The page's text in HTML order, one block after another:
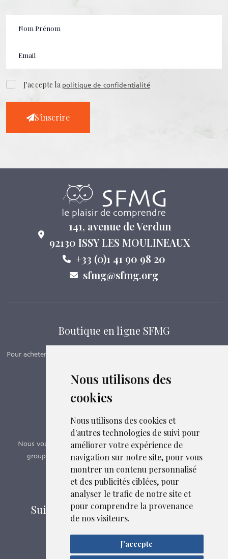
Nous utilisons des
cookies
Nous utilisons des cookies et
d'autres technologies de suivi pour
améliorer votre expérience de
navigation sur notre site, pour vous
montrer un contenu personnalisé
et des publicités ciblées, pour
analyser le trafic de notre site et
pour comprendre la provenance
de nos visiteurs.
J'accepte
J'accepte lapolitique de confidentialité
S'inscrire
141, avenue de Verdun
92130 ISSY LES MOULINEAUX
+33 (0)1 41 90 98 20
sfmg@sfmg.org
Boutique en ligne SFMG
Pour acheter nos manuels, adhérer et payer ses cotisations en ligne,
Boutique en ligne
Formations SFMG
Nous vous proposons des formations e-learning, présentiels,
groupes de pairs - Certificat QUALIOPI n° 2020/89171.3
Découvrir nos formations
Suivez-nous sur les réseaux sociaux
Mentions légales